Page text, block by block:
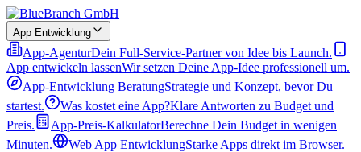
App Entwicklung
App-AgenturDein Full-Service-Partner von Idee bis Launch.
App entwickeln lassenWir setzen Deine App-Idee professionell um.
App-Entwicklung BeratungStrategie und Konzept, bevor Du
startest.
Was kostet eine App?Klare Antworten zu Budget und
Preis.
App-Preis-KalkulatorBerechne Dein Budget in wenigen
Minuten.
Web App EntwicklungStarke Apps direkt im Browser.